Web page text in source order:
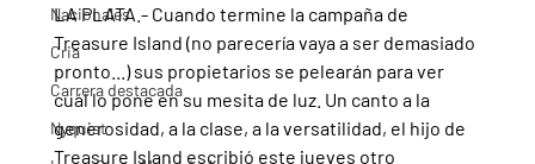
Nacionales
Cria
Carrera destacada
Nyquist
LA PLATA.- Cuando termine la campaña de
Treasure Island (no parecería vaya a ser demasiado
pronto...) sus propietarios se pelearán para ver
cuál lo pone en su mesita de luz. Un canto a la
generosidad, a la clase, a la versatilidad, el hijo de
Treasure Island escribió este jueves otro